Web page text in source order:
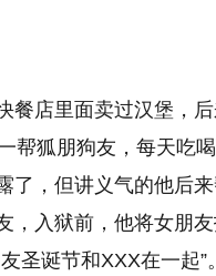
餐店里面卖过汉堡，
帮狐朋狗友，每天吃
了，但讲义气的他后
，入狱前，他将女朋
圣诞节和XXX在一起